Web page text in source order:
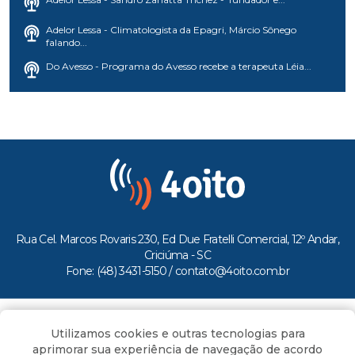
Adelor Lessa - Climatologista da Epagri, Márcio Sônego
falando...
Do Avesso - Programa do Avesso recebe a terapeuta Léia...
Rua Cel. Marcos Rovaris 230, Ed Due Fratelli Comercial, 12º Andar,
Criciúma - SC
Fone: (48) 3431-5150 / contato@4oito.com.br
Todos os direitos reservados ao Portal 4oito
Utilizamos cookies e outras tecnologias para
aprimorar sua experiência de navegação de acordo